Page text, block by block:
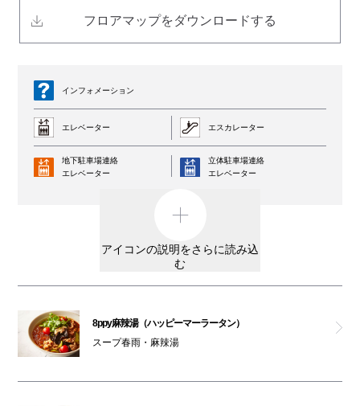
8ppy麻辣湯（ハッピーマーラータン）
ナムコ
ポムの樹 ゴールド
神楽食堂 串家物語
天ぷらすし海鮮 米福
こぶた家
極みとんかつ かつ喜
フロアマップをダウンロードする
インフォメーション
エレベーター エスカレーター
地下駐車場連絡
エレベーター
立体駐車場連絡
エレベーター
外貨両替機 男女トイレ
親子トイレ 授乳室
オムツ交換台
アイコンの説明をさらに読み込
む
8ppy麻辣湯（ハッピーマーラータン）
スープ春雨・麻辣湯